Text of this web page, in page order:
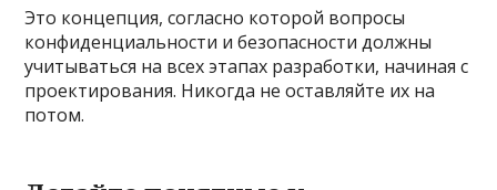
Это концепция, согласно которой вопросы
конфиденциальности и безопасности должны
учитываться на всех этапах разработки, начиная с
проектирования. Никогда не оставляйте их на
потом.